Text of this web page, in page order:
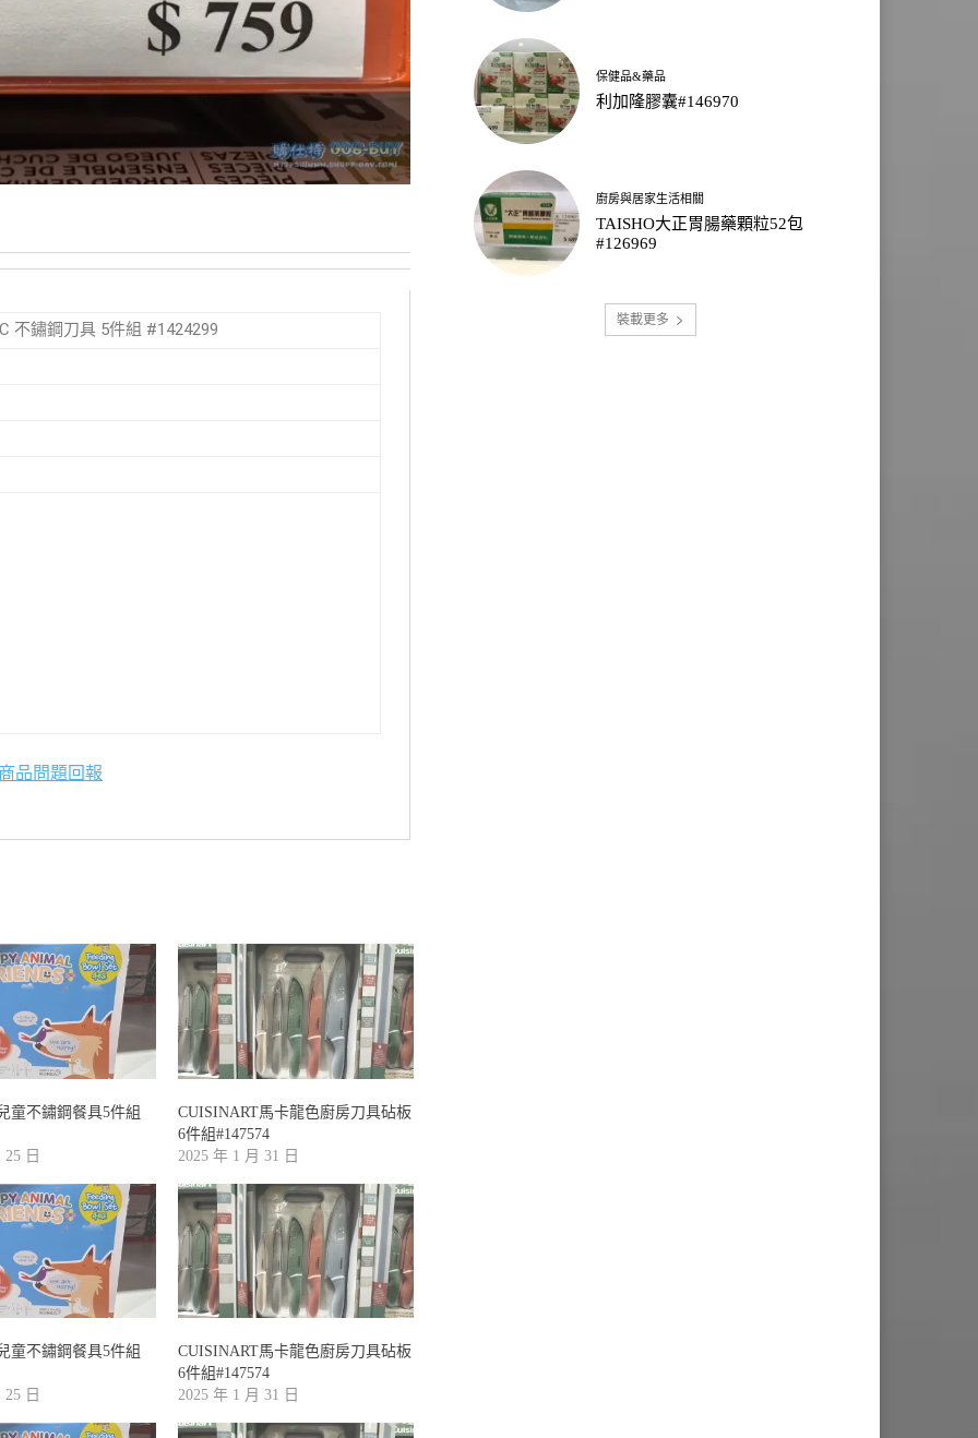
不鏽鋼刀具 5件組 #1424299
品問題回報
童不鏽鋼餐具5件組
25 日
CUISINART馬卡龍色廚房刀具砧板
6件組#147574
2025 年 1 月 31 日
童不鏽鋼餐具5件組
25 日
CUISINART馬卡龍色廚房刀具砧板
6件組#147574
2025 年 1 月 31 日
保健品&藥品
利加隆膠囊#146970
廚房與居家生活相關
TAISHO大正胃腸藥顆粒52包
#126969
裝載更多